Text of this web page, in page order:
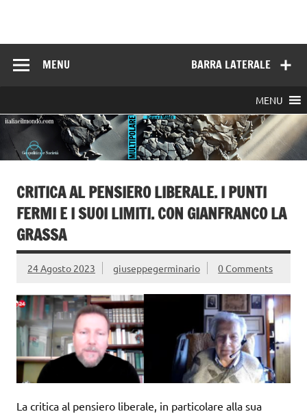
BARRA LATERALE
MENU
MENU
CRITICA AL PENSIERO LIBERALE. I PUNTI
FERMI E I SUOI LIMITI. CON GIANFRANCO LA
GRASSA
24 Agosto 2023 giuseppegerminario 0 Comments
La critica al pensiero liberale, in particolare alla sua